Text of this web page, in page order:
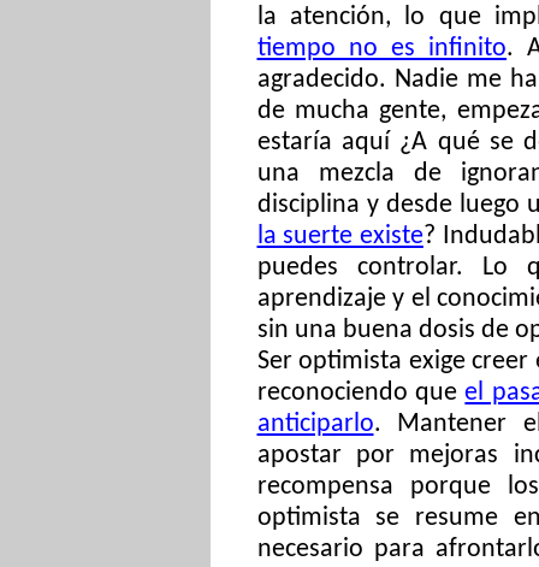
la atención, lo que
tiempo no es infinito.
agradecido. Nadie me
de mucha gente,
estaría aquí ¿A qué se
una mezcla de
disciplina y desde luego
la suerte existe?
puedes controlar. Lo
aprendizaje y el
sin una buena dosis de
Ser optimista exige
reconociendo queel
anticiparlo. Mantener
apostar por mejoras
recompensa porque
optimista se resume
necesario para